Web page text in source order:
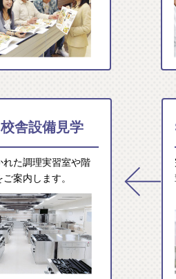
校舎設備見学
れた調理実習室や階
案内します。